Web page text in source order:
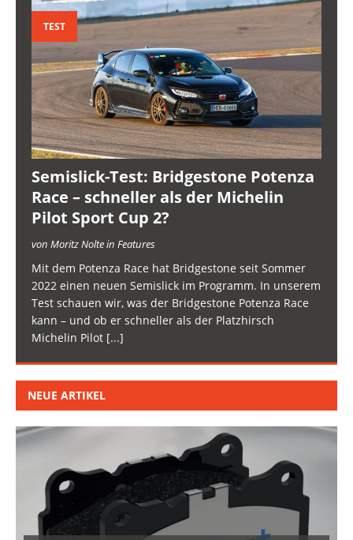
TEST
Semislick-Test: Bridgestone Potenza
Race – schneller als der Michelin
Pilot Sport Cup 2?
von Moritz Nolte in Features
Mit dem Potenza Race hat Bridgestone seit Sommer
2022 einen neuen Semislick im Programm. In unserem
Test schauen wir, was der Bridgestone Potenza Race
kann – und ob er schneller als der Platzhirsch
Michelin Pilot [...]
NEUE ARTIKEL